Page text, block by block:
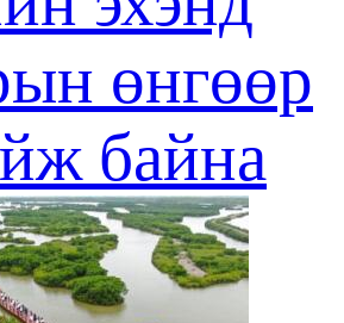
өнгөөр
байна